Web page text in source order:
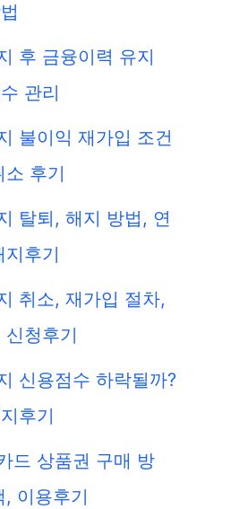
후 금융이력 유지
관리
불이익 재가입 조건
소 후기
탈퇴, 해지 방법, 연
후기
취소, 재가입 절차,
청후기
신용점수 하락될까?
후기
드 상품권 구매 방
, 이용후기